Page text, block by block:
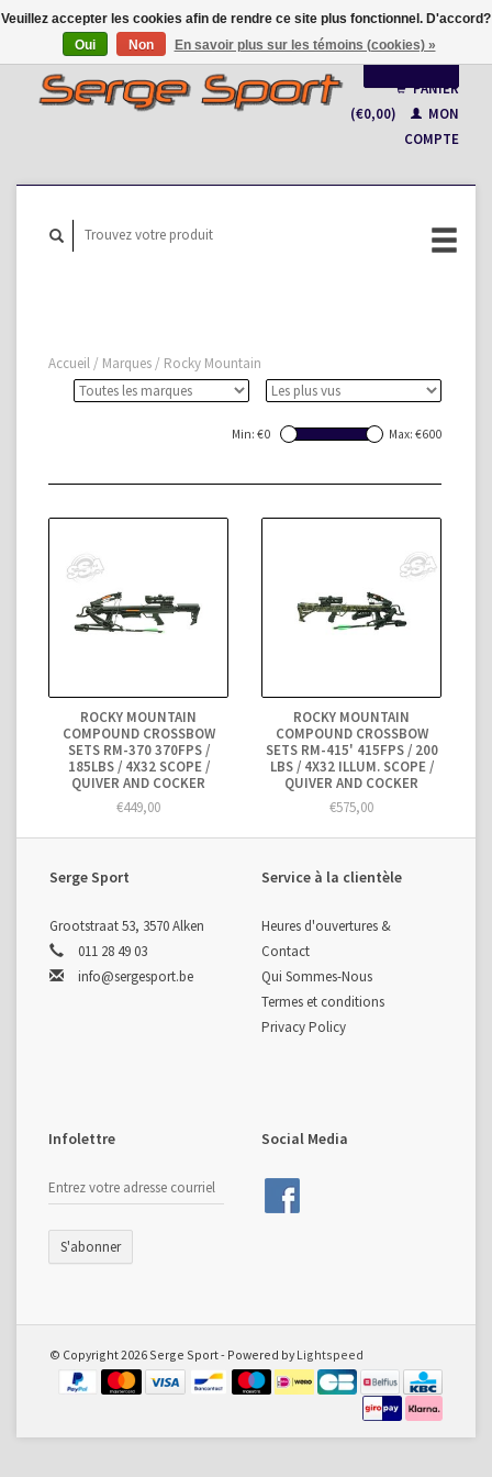
Français
Nederlands
PANIER
(€0,00)
MON
COMPTE
Accueil / Marques / Rocky Mountain
Min: €0 Max: €600
ROCKY MOUNTAIN
COMPOUND CROSSBOW
SETS RM-370 370FPS /
185LBS / 4X32 SCOPE /
QUIVER AND COCKER
€449,00
ROCKY MOUNTAIN
COMPOUND CROSSBOW
SETS RM-415' 415FPS / 200
LBS / 4X32 ILLUM. SCOPE /
QUIVER AND COCKER
€575,00
Serge Sport
Grootstraat 53, 3570 Alken
011 28 49 03
info@sergesport.be
Service à la clientèle
Heures d'ouvertures &
Contact
Qui Sommes-Nous
Termes et conditions
Privacy Policy
Infolettre
S'abonner
Social Media
© Copyright 2026 Serge Sport - Powered byLightspeed
Veuillez accepter les cookies afin de rendre ce site plus fonctionnel. D'accord?
Oui
Non En savoir plus sur les témoins (cookies) »